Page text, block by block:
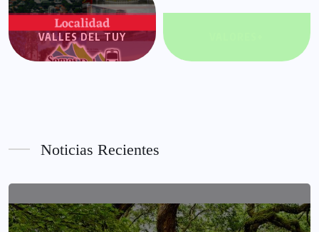
VALLES DEL TUY
Noticias Recientes